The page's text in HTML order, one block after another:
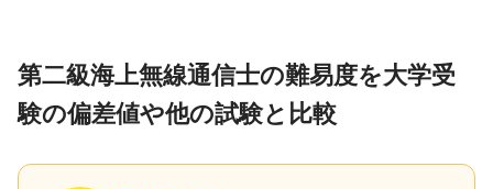
第二級海上無線通信士の難易度を大学受
験の偏差値や他の試験と比較